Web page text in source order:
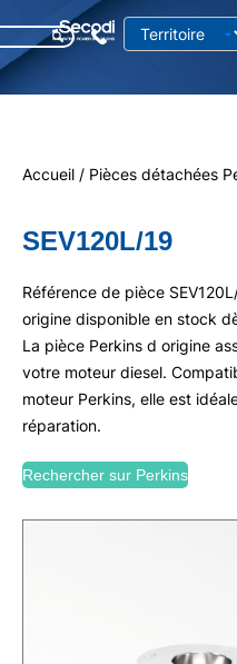
Accueil / Pièces détachées
SEV120L/19
Référence de pièce
origine disponible en stock
La pièce Perkins d origine
votre moteur diesel.
moteur Perkins, elle est
réparation.
Rechercher sur Perkins